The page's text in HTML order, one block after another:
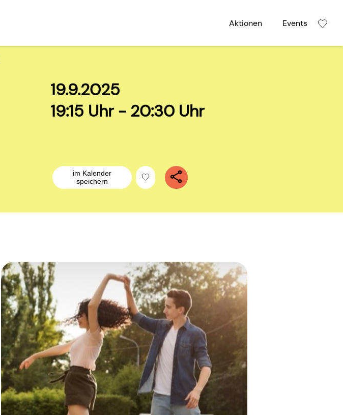
Aktionen Events
19.9.2025
19:15 Uhr - 20:30 Uhr
im Kalender
speichern